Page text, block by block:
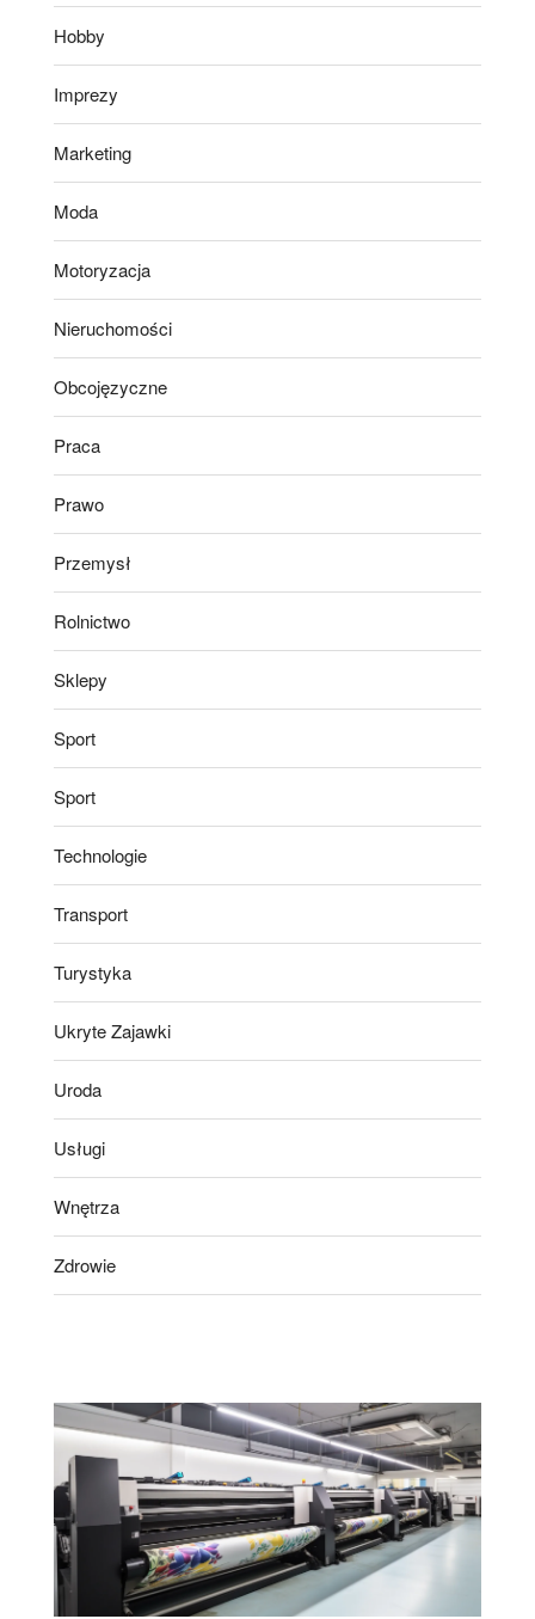
Hobby
Imprezy
Marketing
Moda
Motoryzacja
Nieruchomości
Obcojęzyczne
Praca
Prawo
Przemysł
Rolnictwo
Sklepy
Sport
Sport
Technologie
Transport
Turystyka
Ukryte Zajawki
Uroda
Usługi
Wnętrza
Zdrowie